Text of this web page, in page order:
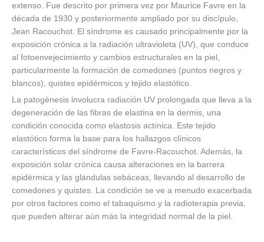
extenso. Fue descrito por primera vez por Maurice Favre en la
década de 1930 y posteriormente ampliado por su discípulo,
Jean Racouchot. El síndrome es causado principalmente por la
exposición crónica a la radiación ultravioleta (UV), que conduce
al fotoenvejecimiento y cambios estructurales en la piel,
particularmente la formación de comedones (puntos negros y
blancos), quistes epidérmicos y tejido elastótico.
La patogénesis involucra radiación UV prolongada que lleva a la
degeneración de las fibras de elastina en la dermis, una
condición conocida como elastosis actínica. Este tejido
elastótico forma la base para los hallazgos clínicos
característicos del síndrome de Favre-Racouchot. Además, la
exposición solar crónica causa alteraciones en la barrera
epidérmica y las glándulas sebáceas, llevando al desarrollo de
comedones y quistes. La condición se ve a menudo exacerbada
por otros factores como el tabaquismo y la radioterapia previa,
que pueden alterar aún más la integridad normal de la piel.